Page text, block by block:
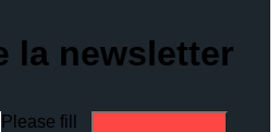
la newsletter
Please fill